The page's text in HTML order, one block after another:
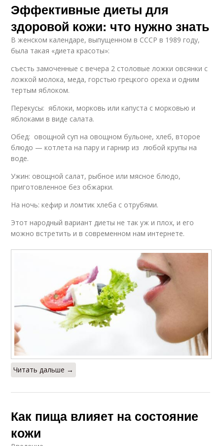
Эффективные диеты для
здоровой кожи: что нужно знать
В женском календаре, выпущенном в СССР в 1989 году,
была такая «диета красоты»:
съесть замоченные с вечера 2 столовые ложки овсянки с
ложкой молока, меда, горстью грецкого ореха и одним
тертым яблоком.
Перекусы: яблоки, морковь или капуста с морковью и
яблоками в виде салата.
Обед: овощной суп на овощном бульоне, хлеб, второе
блюдо — котлета на пару и гарнир из любой крупы на
воде.
Ужин: овощной салат, рыбное или мясное блюдо,
приготовленное без обжарки.
На ночь: кефир и ломтик хлеба с отрубями.
Этот народный вариант диеты не так уж и плох, и его
можно встретить и в современном нам интернете.
Читать дальше →
Как пища влияет на состояние
кожи